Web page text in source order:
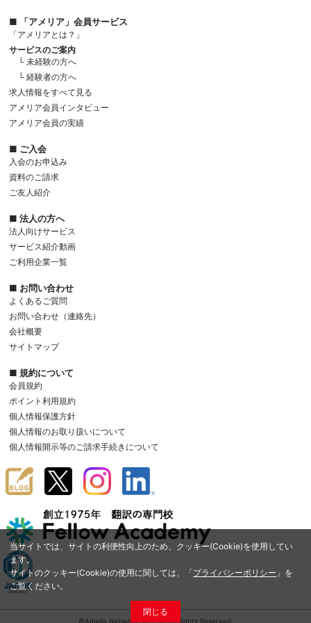
当サイトでは、サイトの利便性向上のため、クッキー(Cookie)を使用してい
ます。
サイトのクッキー(Cookie)の使用に関しては、「プライバシーポリシー 」を
ご覧ください。
閉じる
■ 「アメリア」会員サービス
「アメリアとは？」
サービスのご案内
└ 未経験の方へ
└ 経験者の方へ
求人情報をすべて見る
アメリア会員インタビュー
アメリア会員の実績
■ ご入会
入会のお申込み
資料のご請求
ご友人紹介
■ 法人の方へ
法人向けサービス
サービス紹介動画
ご利用企業一覧
■ お問い合わせ
よくあるご質問
お問い合わせ（連絡先）
会社概要
サイトマップ
■ 規約について
会員規約
ポイント利用規約
個人情報保護方針
個人情報のお取り扱いについて
個人情報開示等のご請求手続きについて
©Amelia Network Co.,Ltd. All Rights Reserved.